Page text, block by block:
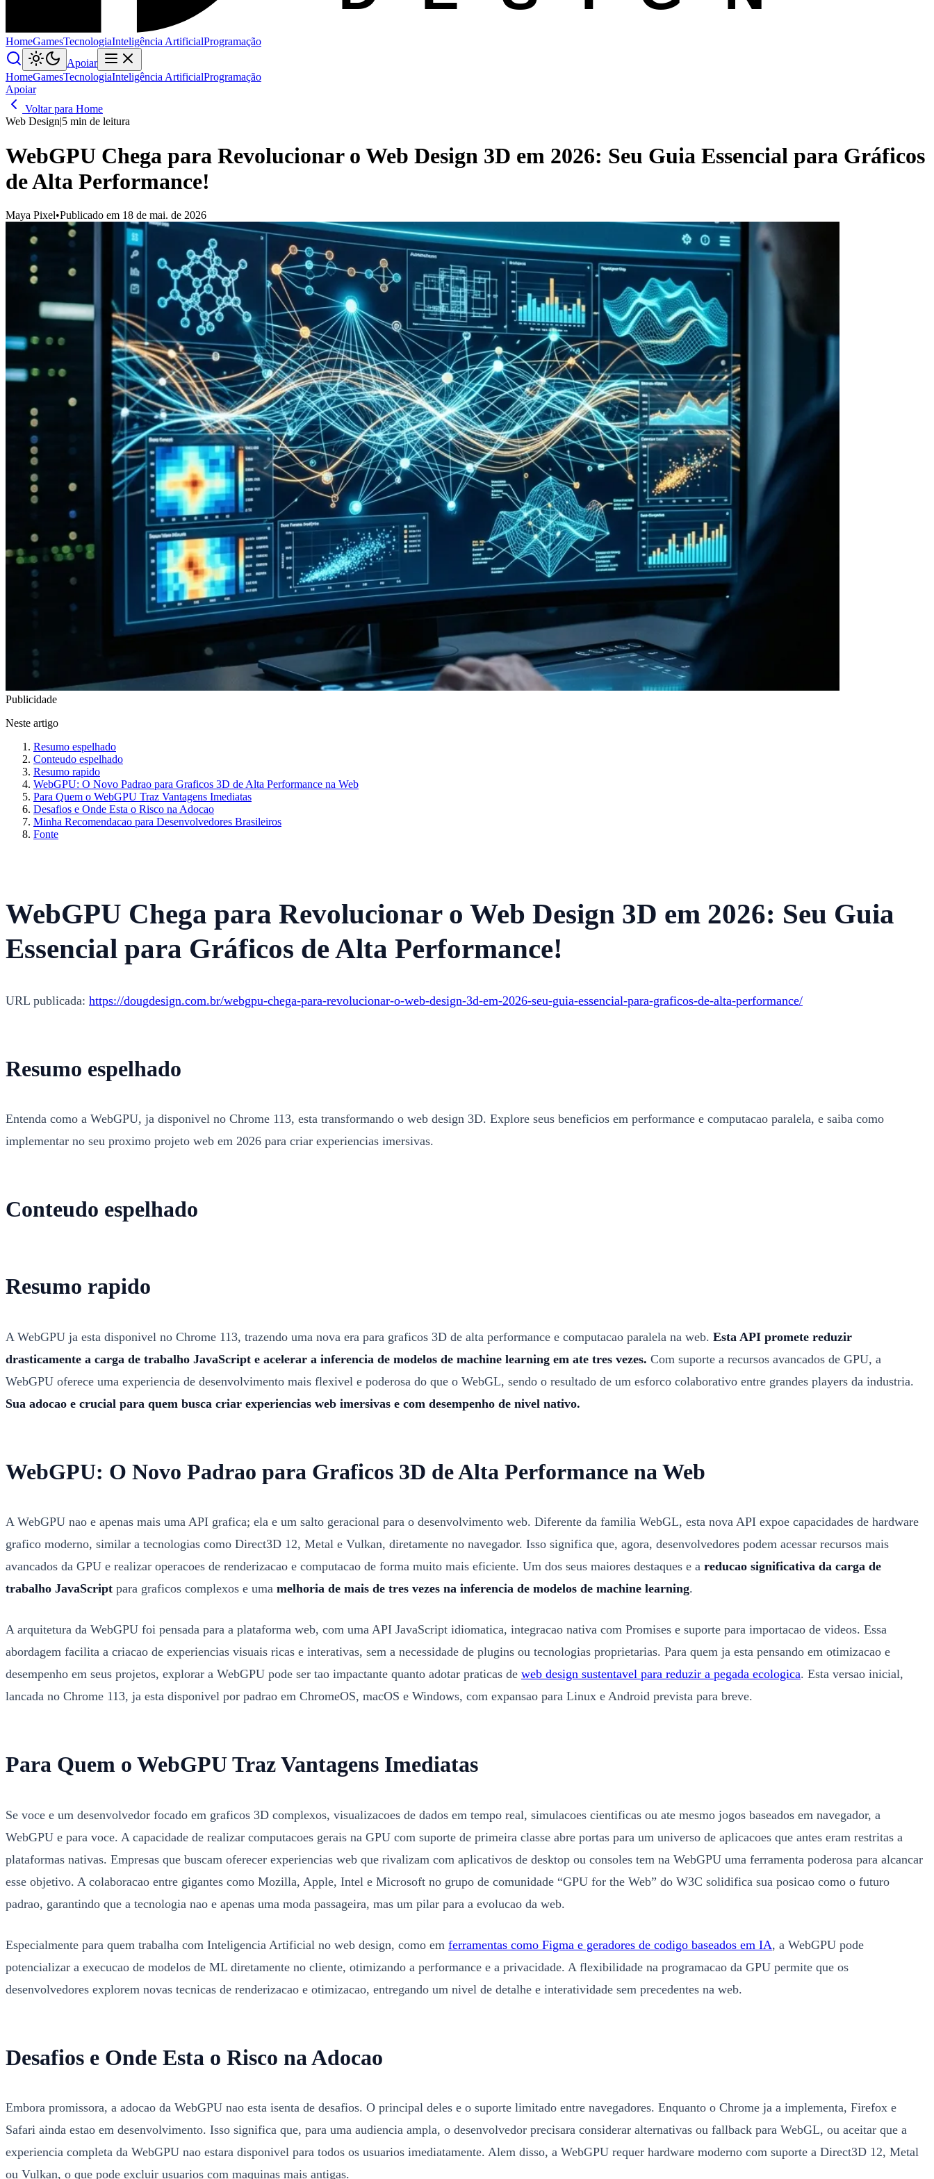
HomeGamesTecnologiaInteligência ArtificialProgramação
Apoiar
HomeGamesTecnologiaInteligência ArtificialProgramação
Apoiar
Voltar para Home
Web Design|5 min de leitura
WebGPU Chega para Revolucionar o Web Design 3D em 2026: Seu Guia Essencial para Gráficos
de Alta Performance!
Maya Pixel•Publicado em 18 de mai. de 2026
Publicidade
Neste artigo
Resumo espelhado
Conteudo espelhado
Resumo rapido
WebGPU: O Novo Padrao para Graficos 3D de Alta Performance na Web
Para Quem o WebGPU Traz Vantagens Imediatas
Desafios e Onde Esta o Risco na Adocao
Minha Recomendacao para Desenvolvedores Brasileiros
Fonte
WebGPU Chega para Revolucionar o Web Design 3D em 2026: Seu Guia
Essencial para Gráficos de Alta Performance!
URL publicada: https://dougdesign.com.br/webgpu-chega-para-revolucionar-o-web-design-3d-em-2026-seu-guia-essencial-para-graficos-de-alta-performance/
Resumo espelhado
Entenda como a WebGPU, ja disponivel no Chrome 113, esta transformando o web design 3D. Explore seus beneficios em performance e computacao paralela, e saiba como
implementar no seu proximo projeto web em 2026 para criar experiencias imersivas.
Conteudo espelhado
Resumo rapido
A WebGPU ja esta disponivel no Chrome 113, trazendo uma nova era para graficos 3D de alta performance e computacao paralela na web. Esta API promete reduzir
drasticamente a carga de trabalho JavaScript e acelerar a inferencia de modelos de machine learning em ate tres vezes. Com suporte a recursos avancados de GPU, a
WebGPU oferece uma experiencia de desenvolvimento mais flexivel e poderosa do que o WebGL, sendo o resultado de um esforco colaborativo entre grandes players da industria.
Sua adocao e crucial para quem busca criar experiencias web imersivas e com desempenho de nivel nativo.
WebGPU: O Novo Padrao para Graficos 3D de Alta Performance na Web
A WebGPU nao e apenas mais uma API grafica; ela e um salto geracional para o desenvolvimento web. Diferente da familia WebGL, esta nova API expoe capacidades de hardware
grafico moderno, similar a tecnologias como Direct3D 12, Metal e Vulkan, diretamente no navegador. Isso significa que, agora, desenvolvedores podem acessar recursos mais
avancados da GPU e realizar operacoes de renderizacao e computacao de forma muito mais eficiente. Um dos seus maiores destaques e a reducao significativa da carga de
trabalho JavaScript para graficos complexos e uma melhoria de mais de tres vezes na inferencia de modelos de machine learning.
A arquitetura da WebGPU foi pensada para a plataforma web, com uma API JavaScript idiomatica, integracao nativa com Promises e suporte para importacao de videos. Essa
abordagem facilita a criacao de experiencias visuais ricas e interativas, sem a necessidade de plugins ou tecnologias proprietarias. Para quem ja esta pensando em otimizacao e
desempenho em seus projetos, explorar a WebGPU pode ser tao impactante quanto adotar praticas de web design sustentavel para reduzir a pegada ecologica. Esta versao inicial,
lancada no Chrome 113, ja esta disponivel por padrao em ChromeOS, macOS e Windows, com expansao para Linux e Android prevista para breve.
Para Quem o WebGPU Traz Vantagens Imediatas
Se voce e um desenvolvedor focado em graficos 3D complexos, visualizacoes de dados em tempo real, simulacoes cientificas ou ate mesmo jogos baseados em navegador, a
WebGPU e para voce. A capacidade de realizar computacoes gerais na GPU com suporte de primeira classe abre portas para um universo de aplicacoes que antes eram restritas a
plataformas nativas. Empresas que buscam oferecer experiencias web que rivalizam com aplicativos de desktop ou consoles tem na WebGPU uma ferramenta poderosa para alcancar
esse objetivo. A colaboracao entre gigantes como Mozilla, Apple, Intel e Microsoft no grupo de comunidade “GPU for the Web” do W3C solidifica sua posicao como o futuro
padrao, garantindo que a tecnologia nao e apenas uma moda passageira, mas um pilar para a evolucao da web.
Especialmente para quem trabalha com Inteligencia Artificial no web design, como em ferramentas como Figma e geradores de codigo baseados em IA, a WebGPU pode
potencializar a execucao de modelos de ML diretamente no cliente, otimizando a performance e a privacidade. A flexibilidade na programacao da GPU permite que os
desenvolvedores explorem novas tecnicas de renderizacao e otimizacao, entregando um nivel de detalhe e interatividade sem precedentes na web.
Desafios e Onde Esta o Risco na Adocao
Embora promissora, a adocao da WebGPU nao esta isenta de desafios. O principal deles e o suporte limitado entre navegadores. Enquanto o Chrome ja a implementa, Firefox e
Safari ainda estao em desenvolvimento. Isso significa que, para uma audiencia ampla, o desenvolvedor precisara considerar alternativas ou fallback para WebGL, ou aceitar que a
experiencia completa da WebGPU nao estara disponivel para todos os usuarios imediatamente. Alem disso, a WebGPU requer hardware moderno com suporte a Direct3D 12, Metal
ou Vulkan, o que pode excluir usuarios com maquinas mais antigas.